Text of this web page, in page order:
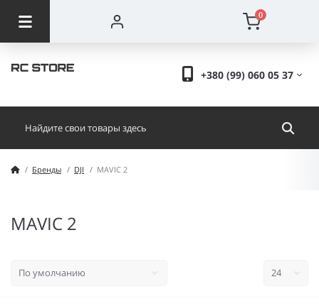
0
+380 (99) 060 05 37
Бренды DJI MAVIC 2
MAVIC 2